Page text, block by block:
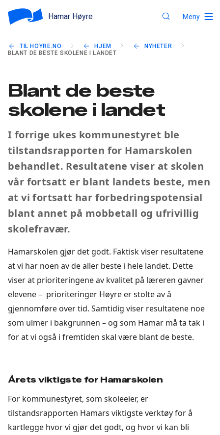
Hamar Høyre Meny
TIL HOYRE.NO HJEM
NYHETER
BLANT DE BESTE SKOLENE I LANDET
Blant de beste
skolene i landet
I forrige ukes kommunestyret ble
tilstandsrapporten for Hamarskolen
behandlet. Resultatene viser at skolen
vår fortsatt er blant landets beste, men
at vi fortsatt har forbedringspotensial
blant annet på mobbetall og ufrivillig
skolefravær.
Hamarskolen gjør det godt. Faktisk viser resultatene
at vi har noen av de aller beste i hele landet. Dette
viser at prioriteringene av kvalitet på læreren gavner
elevene – prioriteringer Høyre er stolte av å
gjennomføre over tid. Samtidig viser resultatene noe
som ulmer i bakgrunnen – og som Hamar må ta tak i
for at vi også i fremtiden skal være blant de beste.
Årets viktigste for Hamarskolen
For kommunestyret, som skoleeier, er
tilstandsrapporten Hamars viktigste verktøy for å
kartlegge hvor vi gjør det godt, og hvor vi kan bli